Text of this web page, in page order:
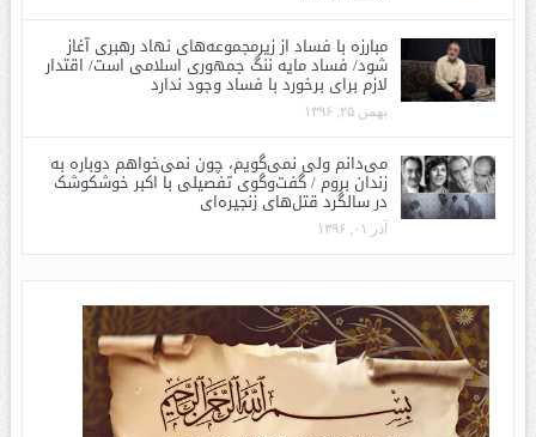
مبارزه با فساد از زیرمجموعه‌های نهاد رهبری آغاز
شود/ فساد مایه ننگ جمهوری اسلامی است/ اقتدار
لازم برای برخورد با فساد وجود ندارد
بهمن ۲۵, ۱۳۹۶
می‌دانم ولی نمی‌گویم، چون نمی‌خواهم دوباره به
زندان بروم / گفت‌وگوی تفصیلی با اکبر خوشکوشک
در سالگرد قتل‌های زنجیره‌ای
آذر ۰۱, ۱۳۹۶